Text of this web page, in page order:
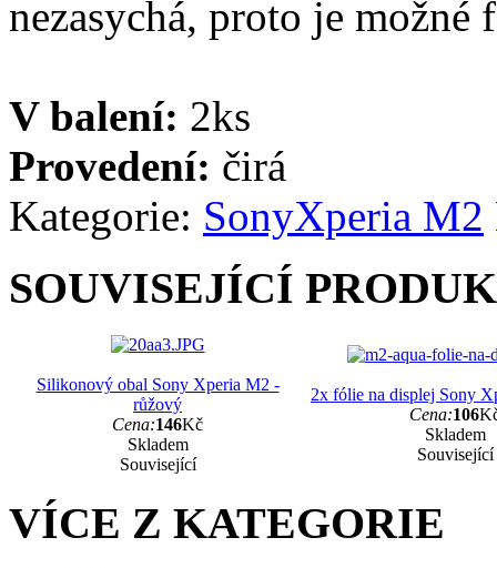
nezasychá, proto je
V balení: 2ks
Provedení: čirá
Kategorie: SonyXperia M2
SOUVISEJÍCÍ
Silikonový obal Sony Xperia M2 -
růžový
Cena:146Kč
Skladem
Související
2x fólie na displej Sony
Cena:106
Skladem
Související
VÍCE Z KATEGORIE